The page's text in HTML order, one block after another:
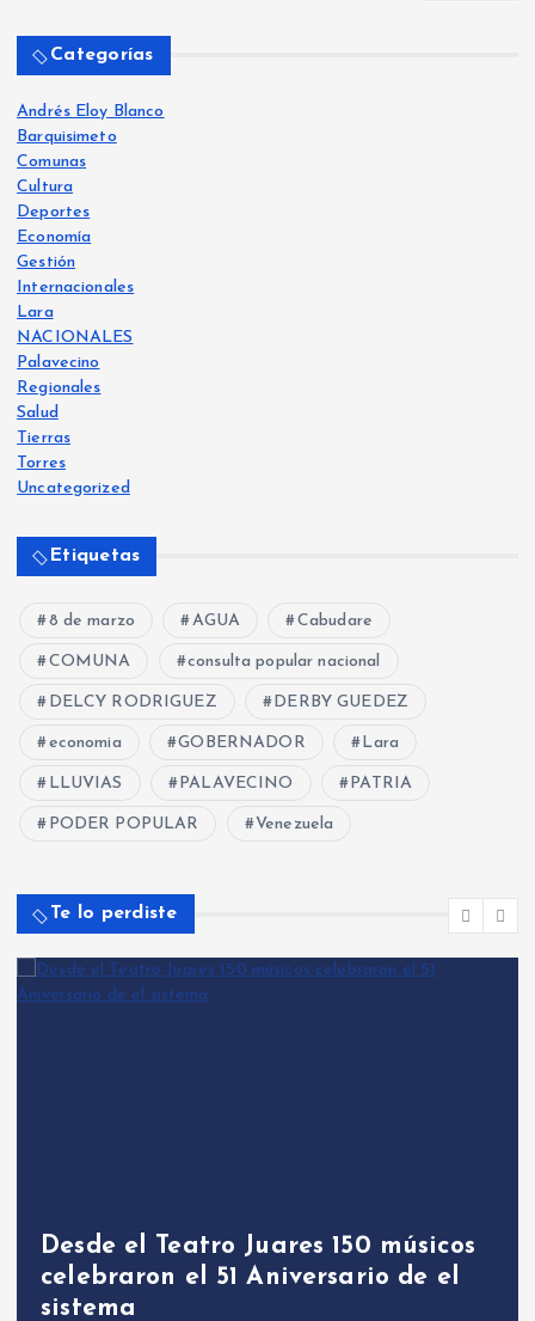
Categorías
Andrés Eloy Blanco
Barquisimeto
Comunas
Cultura
Deportes
Economía
Gestión
Internacionales
Lara
NACIONALES
Palavecino
Regionales
Salud
Tierras
Torres
Uncategorized
Etiquetas
8 de marzo AGUA Cabudare
COMUNA consulta popular nacional
DELCY RODRIGUEZ DERBY GUEDEZ
economia GOBERNADOR Lara
LLUVIAS PALAVECINO PATRIA
PODER POPULAR Venezuela
Te lo perdiste
Desde el Teatro Juares 150 músicos
celebraron el 51 Aniversario de el
sistema